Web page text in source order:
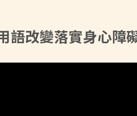
語改變落實身心障